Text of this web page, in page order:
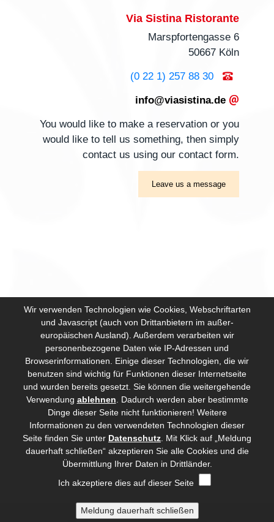
Via Sistina Ristorante
Marspfortengasse 6
50667 Köln
(0 22 1) 257 88 30
info@viasistina.de
You would like to make a reservation or you
would like to tell us something, then simply
contact us using our contact form.
Leave us a message
Wir verwenden Technologien wie Cookies, Webschriftarten
und Javascript (auch von Drittanbietern im außer-
europäischen Ausland). Außerdem verarbeiten wir
personenbezogene Daten wie IP-Adressen und
Browserinformationen. Einige dieser Technologien, die wir
benutzen sind wichtig für Funktionen dieser Internetseite
und wurden bereits gesetzt. Sie können die weitergehende
Verwendung ablehnen
Dadurch werden aber bestimmte
Dinge dieser Seite nicht funktionieren! Weitere
Informationen zu den verwendeten Technologien dieser
Seite finden Sie unter Datenschutz . Mit Klick auf „Meldung
dauerhaft schließen“ akzeptieren Sie alle Cookies und die
Übermittlung Ihrer Daten in Drittländer.
Ich akzeptiere dies auf dieser Seite